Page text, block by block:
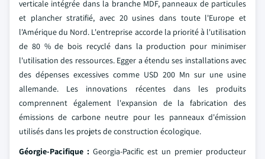
verticale intégrée dans la branche MDF, panneaux de particules
et plancher stratifié, avec 20 usines dans toute l'Europe et
l'Amérique du Nord. L'entreprise accorde la priorité à l'utilisation
de 80 % de bois recyclé dans la production pour minimiser
l'utilisation des ressources. Egger a étendu ses installations avec
des dépenses excessives comme USD 200 Mn sur une usine
allemande. Les innovations récentes dans les produits
comprennent également l'expansion de la fabrication des
émissions de carbone neutre pour les panneaux d'émission
utilisés dans les projets de construction écologique.
Géorgie-Pacifique : Georgia-Pacific est un premier producteur